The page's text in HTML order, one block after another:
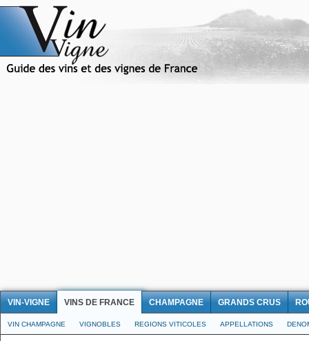
VIN-VIGNE VINS DE FRANCE CHAMPAGNE GRANDS CRUS
VIN CHAMPAGNE VIGNOBLES REGIONS VITICOLES APPELLATIONS